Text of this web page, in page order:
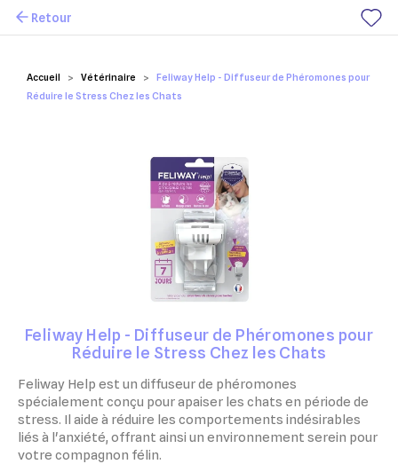
Mes favoris
Accueil Vétérinaire
Feliway Help - Diffuseur de Phéromones pour
Réduire le Stress Chez les Chats
Retour
Feliway Help - Diffuseur de Phéromones pour
Réduire le Stress Chez les Chats
Feliway Help est un diffuseur de phéromones
spécialement conçu pour apaiser les chats en période de
stress. Il aide à réduire les comportements indésirables
liés à l'anxiété, offrant ainsi un environnement serein pour
votre compagnon félin.